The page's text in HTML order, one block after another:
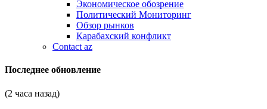
Экономическое обозрение
Политический Мониторинг
Обзор рынков
Карабахский конфликт
Contact az
Последнее обновление
(2 часа назад)